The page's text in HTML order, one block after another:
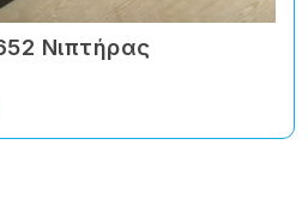
Νιπτήρας